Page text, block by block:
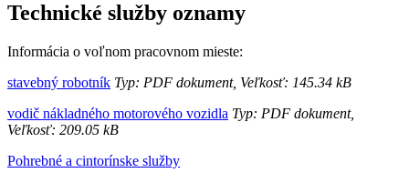
Technické služby oznamy
Informácia o voľnom pracovnom mieste:
stavebný robotník Typ: PDF dokument, Veľkosť: 145.34 kB
vodič nákladného motorového vozidla Typ: PDF dokument,
Veľkosť: 209.05 kB
Pohrebné a cintorínske služby